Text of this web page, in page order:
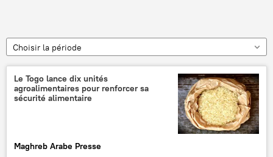
Choisir la période
Le Togo lance dix unités
agroalimentaires pour renforcer sa
sécurité alimentaire
Maghreb Arabe Presse